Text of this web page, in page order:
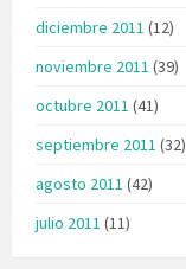
diciembre 2011 (12)
noviembre 2011 (39)
octubre 2011 (41)
septiembre 2011 (32)
agosto 2011 (42)
julio 2011 (11)